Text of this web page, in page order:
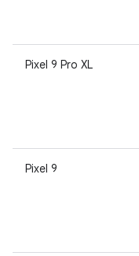
Pixel 9 Pro XL
Pixel 9